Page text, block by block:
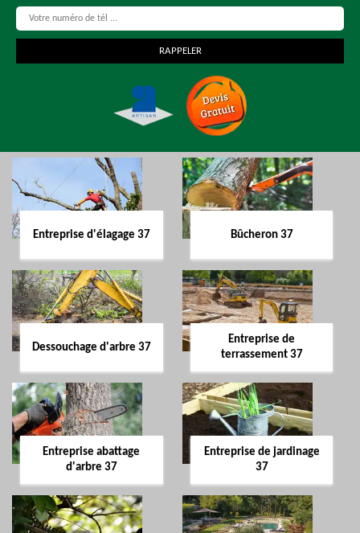
Entreprise d'élagage 37 Bûcheron 37
Dessouchage d'arbre 37
Entreprise de
terrassement 37
Entreprise abattage
d'arbre 37
Entreprise de jardinage
37